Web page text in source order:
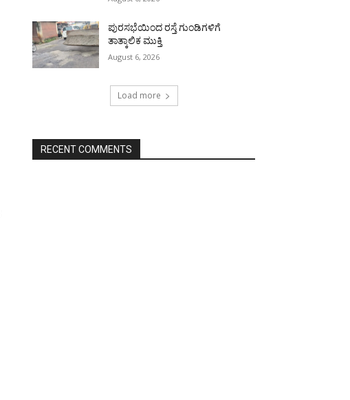
ಪುರಸಭೆಯಿಂದ ರಸ್ತೆ ಗುಂಡಿಗಳಿಗೆ
ತಾತ್ಕಾಲಿಕ ಮುಕ್ತಿ
August 6, 2026
Load more
RECENT COMMENTS